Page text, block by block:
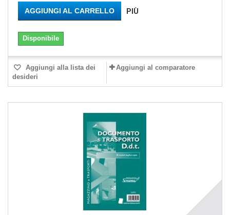
AGGIUNGI AL CARRELLO PIÙ
Disponibile
Aggiungi alla lista dei
desideri
Aggiungi al comparatore